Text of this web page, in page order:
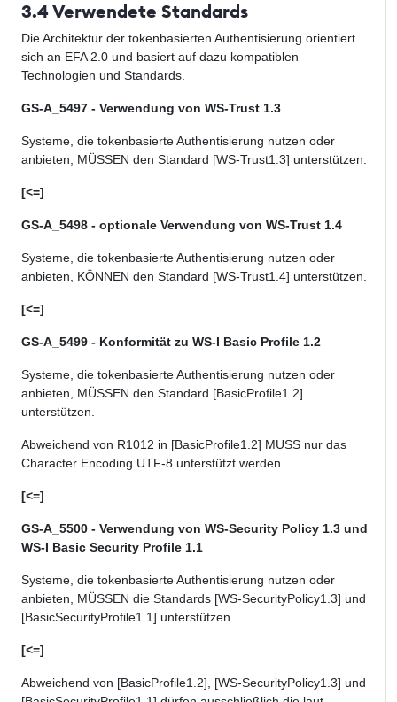
3.4 Verwendete Standards
Die Architektur der tokenbasierten Authentisierung orientiert
sich an EFA 2.0 und basiert auf dazu kompatiblen
Technologien und Standards.
GS-A_5497 - Verwendung von WS-Trust 1.3
Systeme, die tokenbasierteAuthentisierung nutzen oder
anbieten, MÜSSEN den Standard [WS-Trust1.3] unterstützen.
[<=]
GS-A_5498 - optionale Verwendung von WS-Trust 1.4
Systeme, die tokenbasierteAuthentisierung nutzen oder
anbieten, KÖNNEN den Standard [WS-Trust1.4] unterstützen.
[<=]
GS-A_5499 - Konformität zu WS-I Basic Profile 1.2
Systeme, die tokenbasierteAuthentisierung nutzen oder
anbieten, MÜSSEN den Standard [BasicProfile1.2]
unterstützen.
Abweichend von R1012 in [BasicProfile1.2] MUSS nur das
Character Encoding UTF-8 unterstützt werden.
[<=]
GS-A_5500 - Verwendung von WS-Security Policy 1.3 und
WS-I Basic Security Profile 1.1
Systeme, die tokenbasierteAuthentisierung nutzen oder
anbieten, MÜSSEN die Standards [WS-SecurityPolicy1.3] und
[BasicSecurityProfile1.1] unterstützen.
[<=]
Abweichend von [BasicProfile1.2], [WS-SecurityPolicy1.3] und